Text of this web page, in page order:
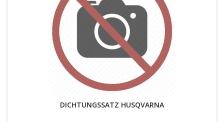
DICHTUNGSSATZ HUSQVARNA